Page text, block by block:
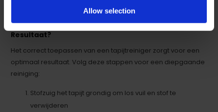
Allow selection
niet alleen schoon maar verlengt u ook de levensduur ervan.
Hoe Gebruikt u een Tapijtreiniger voor het Beste
Resultaat?
Het correct toepassen van een tapijtreiniger zorgt voor een
optimaal resultaat. Volg deze stappen voor een diepgaande
reiniging:
Stofzuig het tapijt grondig om los vuil en stof te
verwijderen